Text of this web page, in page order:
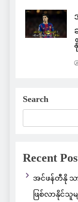
Search
Recent
အင်ဖန်တီနို သ
ဖြစ်လာနိုင်သူမ